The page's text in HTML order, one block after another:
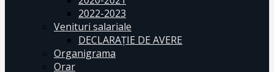
2022-2023
Venituri salariale
DECLARAŢIE DE AVERE
Organigrama
Orar